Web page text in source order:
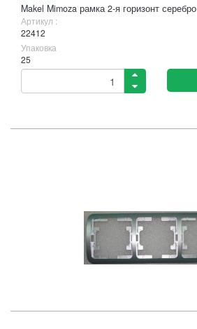
Makel Mimoza рамка 2-я горизонт серебро
Артикул :
22412
Упаковка
25